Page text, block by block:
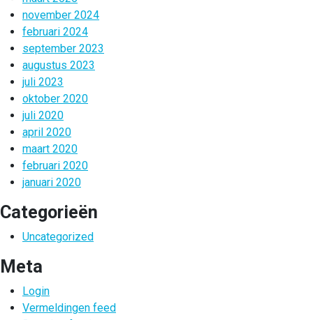
november 2024
februari 2024
september 2023
augustus 2023
juli 2023
oktober 2020
juli 2020
april 2020
maart 2020
februari 2020
januari 2020
Categorieën
Uncategorized
Meta
Login
Vermeldingen feed